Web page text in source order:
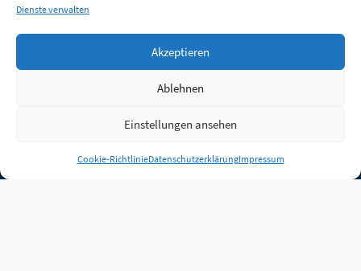
Dienste verwalten
Akzeptieren
Ablehnen
Einstellungen ansehen
Cookie-RichtlinieDatenschutzerklärungImpressum
Anmelden
Jobs Partner FAQ Quellen